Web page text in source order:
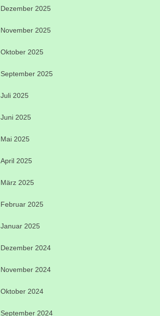
Dezember 2025
November 2025
Oktober 2025
September 2025
Juli 2025
Juni 2025
Mai 2025
April 2025
März 2025
Februar 2025
Januar 2025
Dezember 2024
November 2024
Oktober 2024
September 2024